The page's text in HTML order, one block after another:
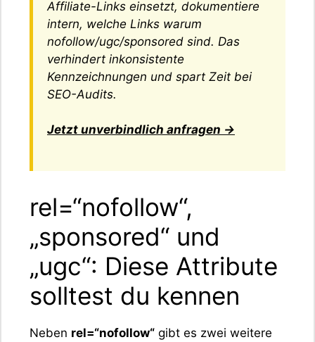
Affiliate-Links einsetzt, dokumentiere
intern, welche Links warum
nofollow/ugc/sponsored sind. Das
verhindert inkonsistente
Kennzeichnungen und spart Zeit bei
SEO-Audits.
Jetzt unverbindlich anfragen →
rel=“nofollow“,
„sponsored“ und
„ugc“: Diese Attribute
solltest du kennen
Neben rel=“nofollow“ gibt es zwei weitere